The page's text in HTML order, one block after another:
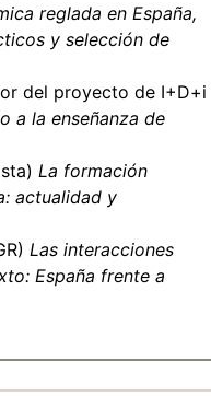
reglada en España,
y selección de
del proyecto de I+D+i
a la enseñanza de
La formación
actualidad y
Las interacciones
España frente a